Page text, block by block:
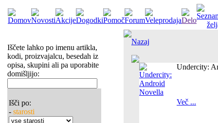
Iščete lahko po imenu artikla,
kodi, proizvajalcu, besedah iz
opisa, skupini ali pa uporabite
domišljijo:
Išči po:
- starosti
Nazaj
Undercity:
Več ...